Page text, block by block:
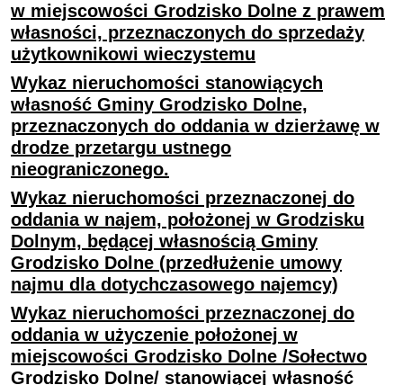
w miejscowości Grodzisko Dolne z prawem
własności, przeznaczonych do sprzedaży
użytkownikowi wieczystemu
Wykaz nieruchomości stanowiących
własność Gminy Grodzisko Dolne,
przeznaczonych do oddania w dzierżawę w
drodze przetargu ustnego
nieograniczonego.
Wykaz nieruchomości przeznaczonej do
oddania w najem, położonej w Grodzisku
Dolnym, będącej własnością Gminy
Grodzisko Dolne (przedłużenie umowy
najmu dla dotychczasowego najemcy)
Wykaz nieruchomości przeznaczonej do
oddania w użyczenie położonej w
miejscowości Grodzisko Dolne /Sołectwo
Grodzisko Dolne/ stanowiącej własność